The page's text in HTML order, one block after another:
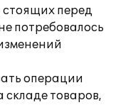
перед
потребовалось
операции
товаров,